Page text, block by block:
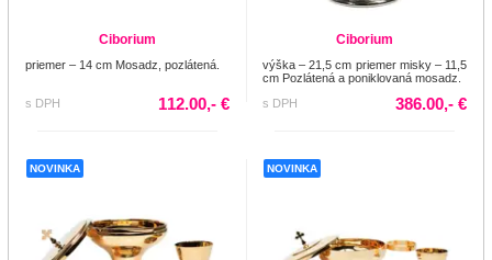
Ciborium
priemer – 14 cm Mosadz, pozlátená.
s DPH 112.00,- €
Ciborium
výška – 21,5 cm priemer misky – 11,5
cm Pozlátená a poniklovaná mosadz.
s DPH
386.00,- €
NOVINKA NOVINKA